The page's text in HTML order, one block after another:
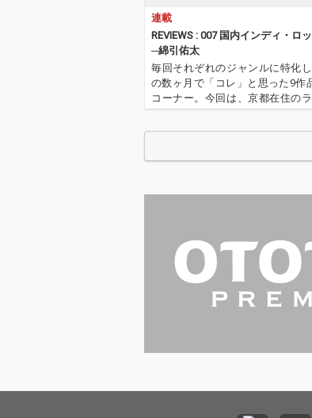
連載
REVIEWS : 007 国内インディ・ロ
─綿引佑太
毎回それぞれのジャンルに特化
の数ヶ月で「コレ」と思った9作
コーナー。今回は、京都在住の
太が登場。国内インディーの良